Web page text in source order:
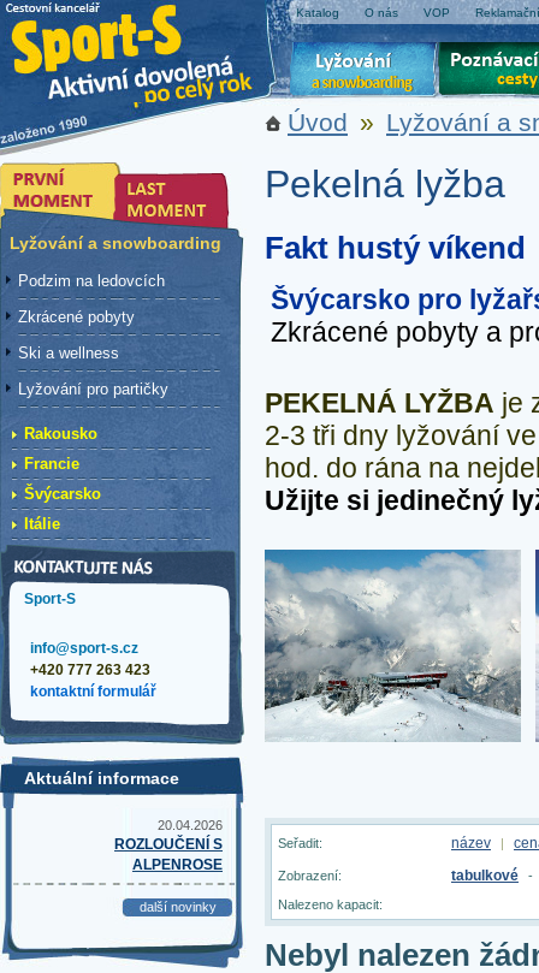
Katalog O nás VOP
Úvod » Lyžování a
Pekelná lyžba
Fakt hustý víkend
Švýcarsko pro
Zkrácené pobyty a
PEKELNÁ LYŽBA je
2-3 tři dny lyžování
hod. do rána na
Užijte si jedinečný
Seřadit: název |
Zobrazení: tabulkové
-
Nalezeno kapacit:
Nebyl nalezen
Lyžování a snowboarding
Podzim na ledovcích
Zkrácené pobyty
Ski a wellness
Lyžování pro partičky
Rakousko
Francie
Švýcarsko
Itálie
Sport-S
info@sport-s.cz
+420 777 263 423
kontaktní formulář
Aktuální informace
20.04.2026
ROZLOUČENÍ S
ALPENROSE
další novinky